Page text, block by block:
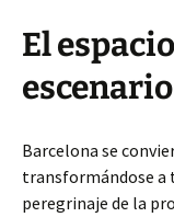
El
escenario
Barcelona se
transformándose a
peregrinaje de la